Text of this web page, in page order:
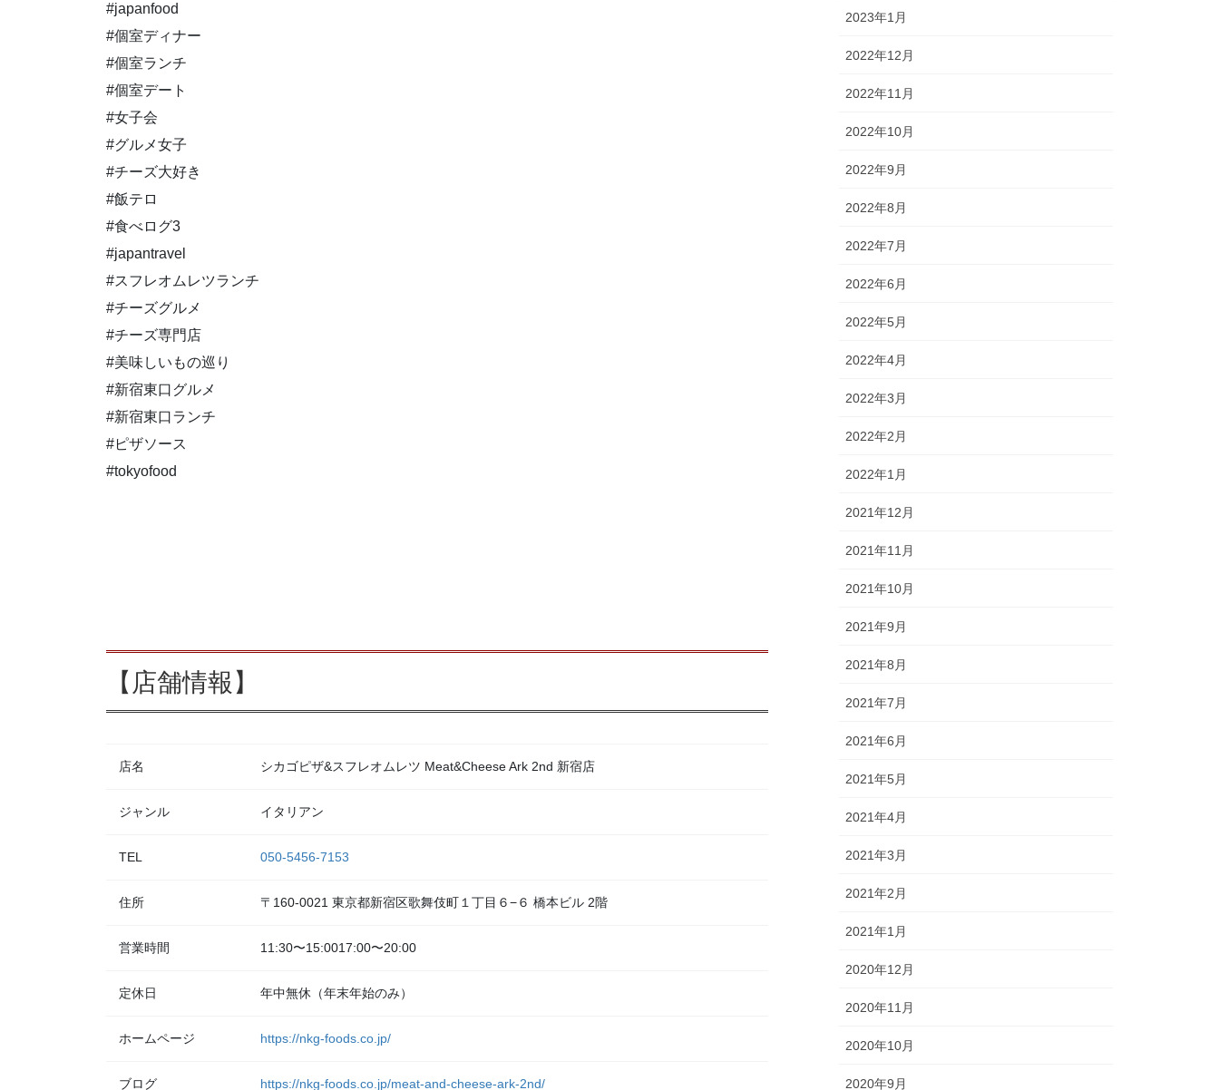
#japanfood
#個室ディナー
#個室ランチ
#個室デート
#女子会
#グルメ女子
#チーズ大好き
#飯テロ
#食べログ3
#japantravel
#スフレオムレツランチ
#チーズグルメ
#チーズ専門店
#美味しいもの巡り
#新宿東口グルメ
#新宿東口ランチ
#ピザソース
#tokyofood
【店舗情報】
店名 シカゴピザ&スフレオムレツ Meat&Cheese Ark 2nd 新宿店
ジャンル イタリアン
TEL 050-5456-7153
住所 〒160-0021 東京都新宿区歌舞伎町１丁目６−６ 橋本ビル 2階
営業時間 11:30〜15:0017:00〜20:00
定休日 年中無休（年末年始のみ）
ホームページ https://nkg-foods.co.jp/
ブログ https://nkg-foods.co.jp/meat-and-cheese-ark-2nd/
2023年1月
2022年12月
2022年11月
2022年10月
2022年9月
2022年8月
2022年7月
2022年6月
2022年5月
2022年4月
2022年3月
2022年2月
2022年1月
2021年12月
2021年11月
2021年10月
2021年9月
2021年8月
2021年7月
2021年6月
2021年5月
2021年4月
2021年3月
2021年2月
2021年1月
2020年12月
2020年11月
2020年10月
2020年9月